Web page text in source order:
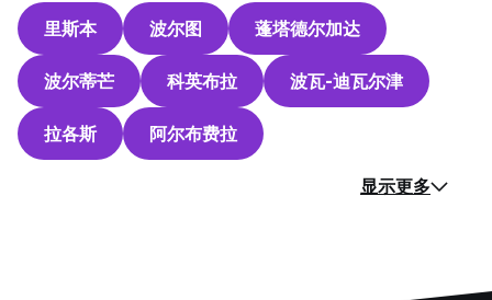
里斯本 波尔图 蓬塔德尔加达
波尔蒂芒 科英布拉 波瓦-迪瓦尔津
拉各斯 阿尔布费拉
显示更多